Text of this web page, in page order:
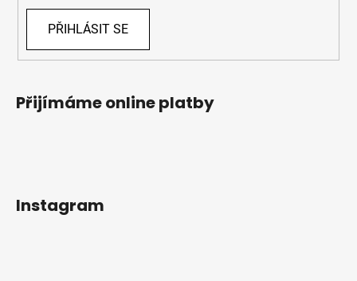
PŘIHLÁSIT SE
Přijímáme online platby
Instagram